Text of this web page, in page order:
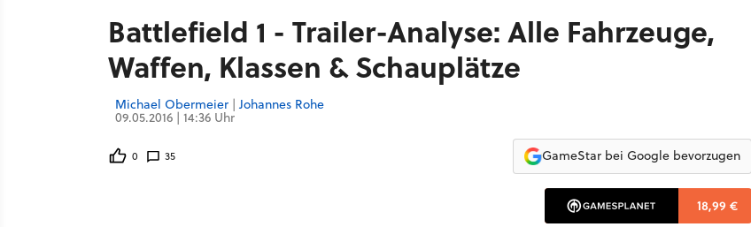
Battlefield 1 - Trailer-Analyse: Alle Fahrzeuge,
Waffen, Klassen & Schauplätze
Michael Obermeier | Johannes Rohe
09.05.2016 | 14:36 Uhr
0 35 GameStar bei Google bevorzugen
18,99 €